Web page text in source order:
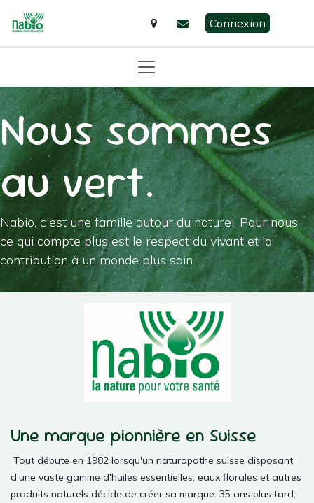
Connexion
Nous sommes
au vert.
Nabio, c'est une famille autour du naturel. Pour nous,
ce qui compte plus est le respect du vivant et la
contribution à un monde plus sain.​
Une marque pionnière en Suisse
Tout débute en 1982 lorsqu'un naturopathe suisse disposant
d'une vaste gamme d'huiles essentielles, eaux florales et autres
produits naturels décide de créer sa marque. 35 ans plus tard,